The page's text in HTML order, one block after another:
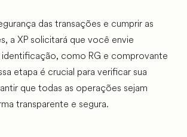
das transações e cumprir as
a XP solicitará que você envie
como RG e comprovante
etapa é crucial para verificar sua
que todas as operações sejam
transparente e segura.